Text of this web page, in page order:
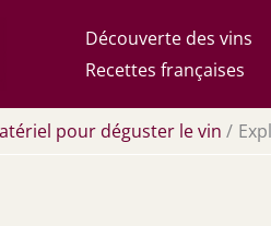
Découverte des vins
Recettes françaises
pour déguster le vin